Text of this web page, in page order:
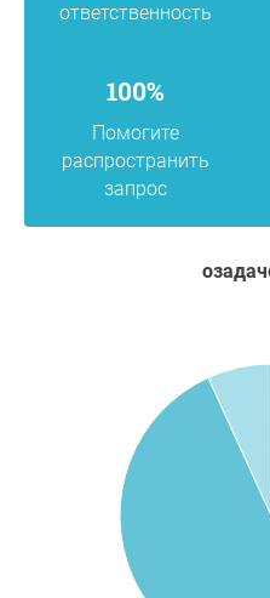
ответственность
100%
Помогите
распространить
запрос